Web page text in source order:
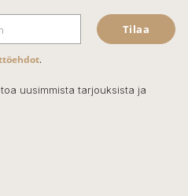
Tilaa
.
uusimmista tarjouksista ja